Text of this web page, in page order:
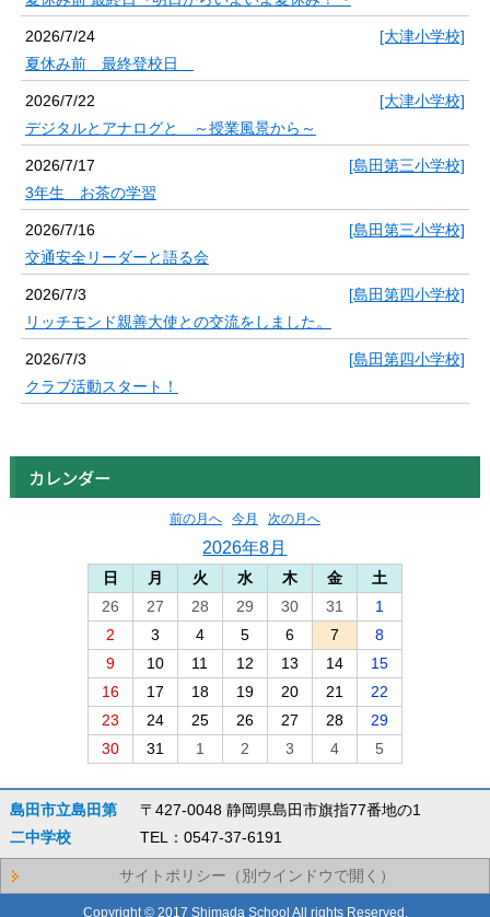
2026/7/24
[大津小学校]
夏休み前 最終登校日
2026/7/22
[大津小学校]
デジタルとアナログと ～授業風景から～
2026/7/17
[島田第三小学校]
3年生 お茶の学習
2026/7/16
[島田第三小学校]
交通安全リーダーと語る会
2026/7/3
[島田第四小学校]
リッチモンド親善大使との交流をしました。
2026/7/3
[島田第四小学校]
クラブ活動スタート！
カレンダー
前の月へ 今月 次の月へ
2026年8月
日 月 火 水 木 金
土
26
27 28 29 30 31
1
2
3 4 5 6 7
8
9
10 11 12 13 14
15
16
17 18 19 20 21
22
23
24 25 26 27 28
29
30
31 1 2 3 4 5
島田市立島田第
二中学校
〒427-0048 静岡県島田市旗指77番地の1
TEL：0547-37-6191
サイトポリシー（別ウインドウで開く）
Copyright © 2017 Shimada School All rights Reserved.